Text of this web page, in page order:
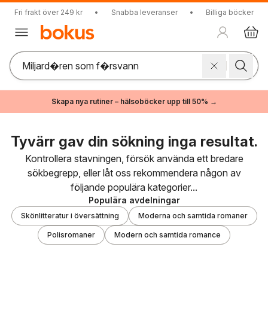
Fri frakt över 249 kr • Snabba leveranser • Billiga böcker
Skapa nya rutiner – hälsoböcker upp till 50% →
Tyvärr gav din sökning inga resultat.
Kontrollera stavningen, försök använda ett bredare
sökbegrepp, eller låt oss rekommendera någon av
följande populära kategorier...
Populära avdelningar
Skönlitteratur i översättning Moderna och samtida romaner
Polisromaner Modern och samtida romance